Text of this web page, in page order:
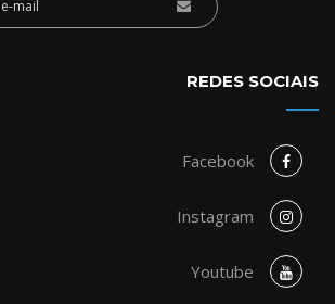
REDES SOCIAIS
Facebook
Instagram
Youtube